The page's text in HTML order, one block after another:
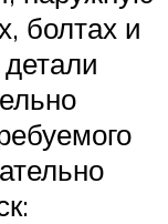
болтах и